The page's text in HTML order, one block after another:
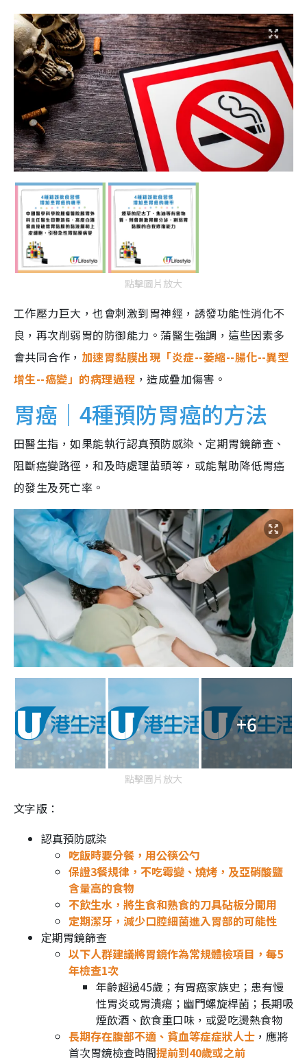
點擊圖片放大
工作壓力巨大，也會刺激到胃神經，誘發功能性消化不
良，再次削弱胃的防御能力。蒲醫生強調，這些因素多
會共同合作， 加速胃黏膜出現「炎症--萎縮--腸化--異型
增生--癌變」的病理過程 ，造成疊加傷害。
胃癌｜4種預防胃癌的方法
田醫生指，如果能執行認真預防感染、定期胃鏡篩查、
阻斷癌變路徑，和及時處理苗頭等，或能幫助降低胃癌
的發生及死亡率。
+6
點擊圖片放大
文字版：
認真預防感染
吃飯時要分餐，用公筷公勺
保證3餐規律，不吃霉變、燒烤，及亞硝酸鹽
含量高的食物
不飲生水，將生食和熟食的刀具砧板分開用
定期潔牙，減少口腔細菌進入胃部的可能性
定期胃鏡篩查
以下人群建議將胃鏡作為常規體檢項目，每5
年檢查1次
年齡超過45歲；有胃癌家族史；患有慢
性胃炎或胃潰瘍；幽門螺旋桿菌；長期吸
煙飲酒、飲食重口味，或愛吃燙熱食物
長期存在腹部不適、貧血等症症狀人士 ，應將
首次胃鏡檢查時間提前到40歲或之前